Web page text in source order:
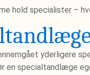
hold specialister –
yderligere
en specialtandlæge